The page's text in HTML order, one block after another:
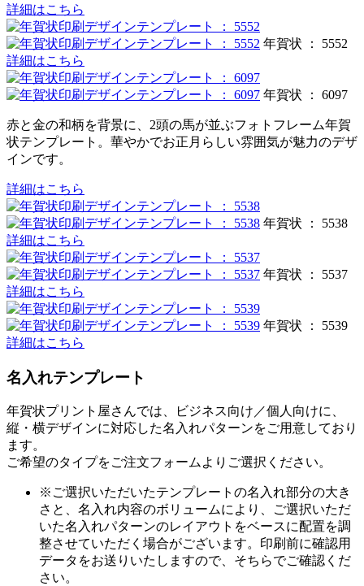
詳細はこちら
年賀状 ： 5552
詳細はこちら
年賀状 ： 6097
赤と金の和柄を背景に、2頭の馬が並ぶフォトフレーム年賀
状テンプレート。華やかでお正月らしい雰囲気が魅力のデザ
インです。
詳細はこちら
年賀状 ： 5538
詳細はこちら
年賀状 ： 5537
詳細はこちら
年賀状 ： 5539
詳細はこちら
名入れテンプレート
年賀状プリント屋さんでは、ビジネス向け／個人向けに、
縦・横デザインに対応した名入れパターンをご用意しており
ます。
ご希望のタイプをご注文フォームよりご選択ください。
※ご選択いただいたテンプレートの名入れ部分の大き
さと、名入れ内容のボリュームにより、ご選択いただ
いた名入れパターンのレイアウトをベースに配置を調
整させていただく場合がございます。印刷前に確認用
データをお送りいたしますので、そちらでご確認くだ
さい。